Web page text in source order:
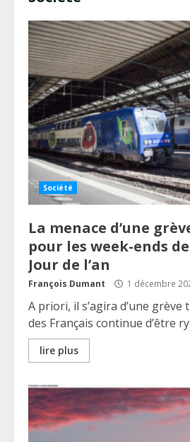
Société
La menace d’une
pour les week-ends
Jour de l’an
François Dumant 1 décembre
A priori, il s’agira d’une grève
des Français continue d’être
lire plus